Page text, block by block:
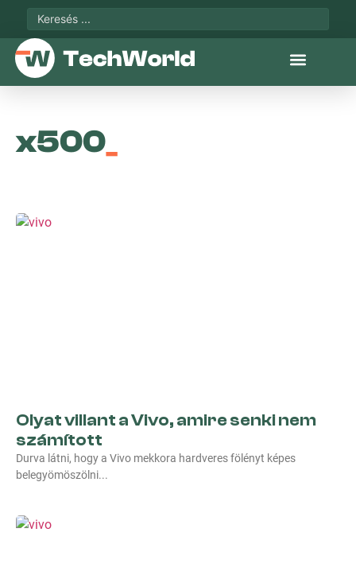
x500
Olyat villant a Vivo, amire senki nem
számított
Durva látni, hogy a Vivo mekkora hardveres fölényt képes
belegyömöszölni